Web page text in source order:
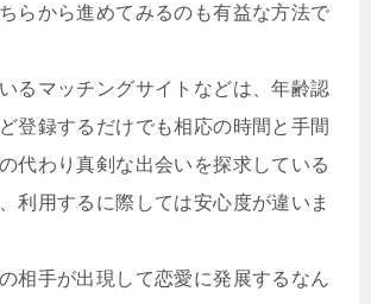
らから進めてみるのも有益な方法で
るマッチングサイトなどは、年齢認
登録するだけでも相応の時間と手間
代わり真剣な出会いを探求している
利用するに際しては安心度が違いま
相手が出現して恋愛に発展するなん